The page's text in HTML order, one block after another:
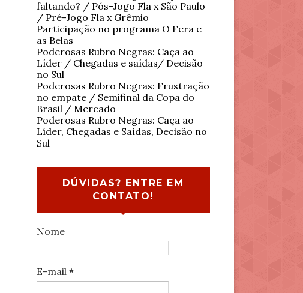
faltando? / Pós-Jogo Fla x São Paulo
/ Pré-Jogo Fla x Grêmio
Participação no programa O Fera e
as Belas
Poderosas Rubro Negras: Caça ao
Líder / Chegadas e saídas/ Decisão
no Sul
Poderosas Rubro Negras: Frustração
no empate / Semifinal da Copa do
Brasil / Mercado
Poderosas Rubro Negras: Caça ao
Líder, Chegadas e Saídas, Decisão no
Sul
DÚVIDAS? ENTRE EM
CONTATO!
Nome
E-mail *